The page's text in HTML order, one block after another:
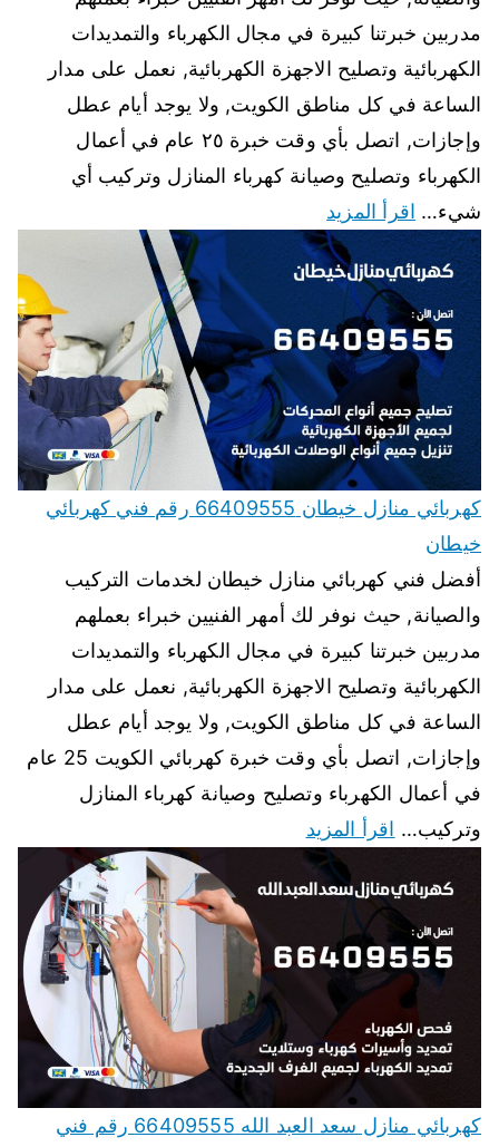
مدربين خبرتنا كبيرة في مجال الكهرباء والتمديدات
الكهربائية وتصليح الاجهزة الكهربائية, نعمل على مدار
الساعة في كل مناطق الكويت, ولا يوجد أيام عطل
وإجازات, اتصل بأي وقت خبرة ٢٥ عام في أعمال
الكهرباء وتصليح وصيانة كهرباء المنازل وتركيب أي
شيء… اقرأ المزيد
كهربائي منازل خيطان 66409555 رقم فني كهربائي
خيطان
أفضل فني كهربائي منازل خيطان لخدمات التركيب
والصيانة, حيث نوفر لك أمهر الفنيين خبراء بعملهم
مدربين خبرتنا كبيرة في مجال الكهرباء والتمديدات
الكهربائية وتصليح الاجهزة الكهربائية, نعمل على مدار
الساعة في كل مناطق الكويت, ولا يوجد أيام عطل
وإجازات, اتصل بأي وقت خبرة كهربائي الكويت 25 عام
في أعمال الكهرباء وتصليح وصيانة كهرباء المنازل
وتركيب… اقرأ المزيد
كهربائي منازل سعد العبد الله 66409555 رقم فني